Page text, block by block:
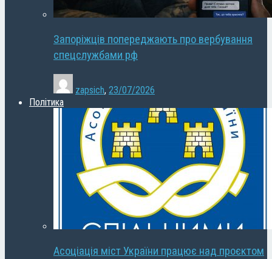
Запоріжців попереджають про вербування
спецслужбами рф
zapsich, 23/07/2026
Політика
Асоціація міст України працює над проєктом